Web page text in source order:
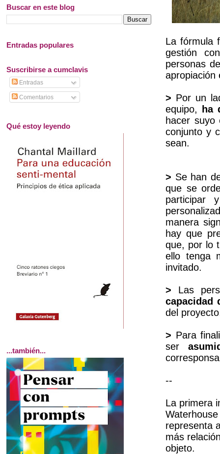
La fórmula
gestión
personas
apropiación
> Por un
equipo,
ha
hacer suyo
conjunto y
sean.
> Se han
que se
participar
manera
hay que
que, por lo
ello tenga
invitado.
> Las
capacidad
del
> Para
ser
--
La primera
representa
más
objeto.
Buscar en este blog
Entradas populares
Suscribirse a cumclavis
Entradas
Comentarios
Qué estoy leyendo
...también...